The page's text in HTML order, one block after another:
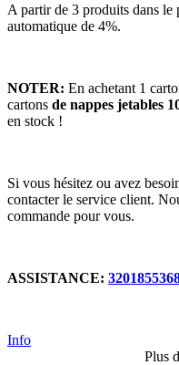
A partir de 3 produits dans le
automatique de 4%.
NOTER: En achetant 1
cartons de nappes jetables
en stock !
Si vous hésitez ou avez
contacter le service client.
commande pour vous.
ASSISTANCE:
Info
Plus